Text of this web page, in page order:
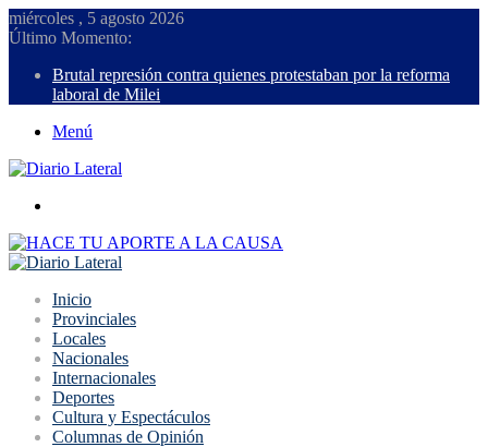
miércoles , 5 agosto 2026
Último Momento:
Brutal represión contra quienes protestaban por la reforma
laboral de Milei
Menú
Inicio
Provinciales
Locales
Nacionales
Internacionales
Deportes
Cultura y Espectáculos
Columnas de Opinión